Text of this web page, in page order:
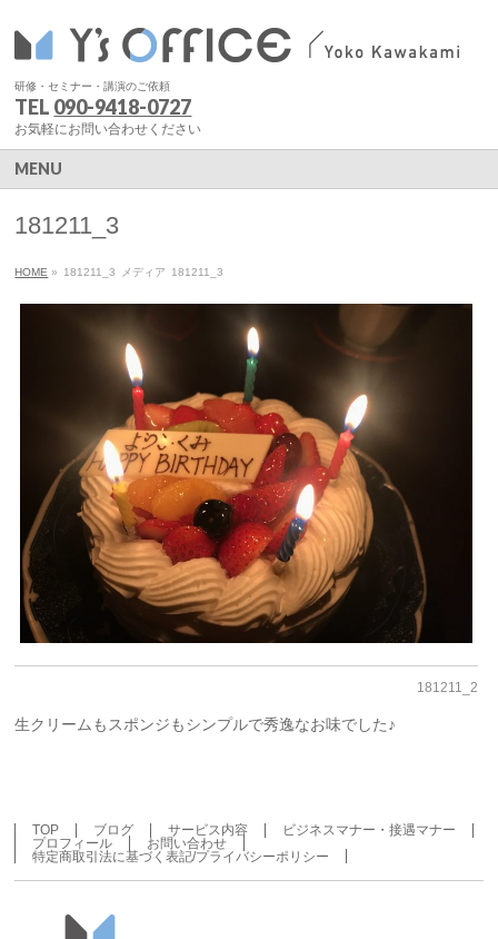
研修・セミナー・講演のご依頼
TEL 090-9418-0727
お気軽にお問い合わせください
MENU
181211_3
HOME » 181211_3 メディア 181211_3
181211_2
生クリームもスポンジもシンプルで秀逸なお味でした♪
TOP ブログ サービス内容
ビジネスマナー・接遇マナー
プロフィール
お問い合わせ
特定商取引法に基づく表記/プライバシーポリシー